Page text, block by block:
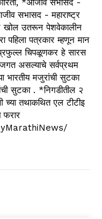
*आजीव सभासद -
सभासद - महाराष्ट्र
खोल उतरून पेशवेकालीन
पहिला पत्रकार म्हणून मान
प्रफुल्ल चिपळूणकर हे सारस
जगत असल्याचे सर्वप्रथम
मजुरांची सुटका
सुटका . *निगडीतील २
च्या तथाकथित एल टीटीइ
फरार